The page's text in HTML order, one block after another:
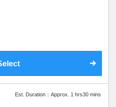
Est. Duration：Approx. 1 hrs30 mins